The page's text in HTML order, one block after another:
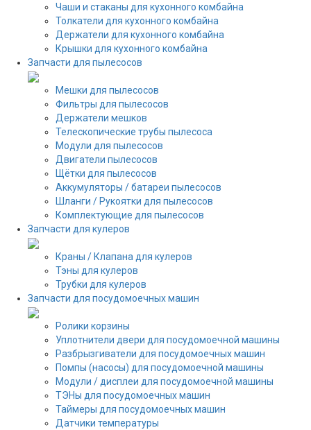
Чаши и стаканы для кухонного комбайна
Толкатели для кухонного комбайна
Держатели для кухонного комбайна
Крышки для кухонного комбайна
Запчасти для пылесосов
Мешки для пылесосов
Фильтры для пылесосов
Держатели мешков
Телескопические трубы пылесоса
Модули для пылесосов
Двигатели пылесосов
Щётки для пылесосов
Аккумуляторы / батареи пылесосов
Шланги / Рукоятки для пылесосов
Комплектующие для пылесосов
Запчасти для кулеров
Краны / Клапана для кулеров
Тэны для кулеров
Трубки для кулеров
Запчасти для посудомоечных машин
Ролики корзины
Уплотнители двери для посудомоечной машины
Разбрызгиватели для посудомоечных машин
Помпы (насосы) для посудомоечной машины
Модули / дисплеи для посудомоечной машины
ТЭНы для посудомоечных машин
Таймеры для посудомоечных машин
Датчики температуры